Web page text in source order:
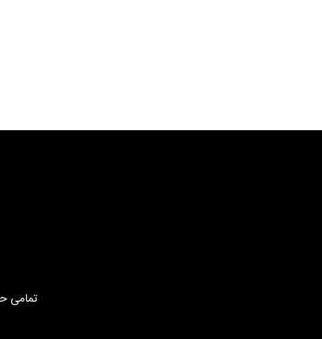
تمامی